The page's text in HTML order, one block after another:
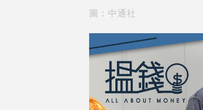
圖：中通社